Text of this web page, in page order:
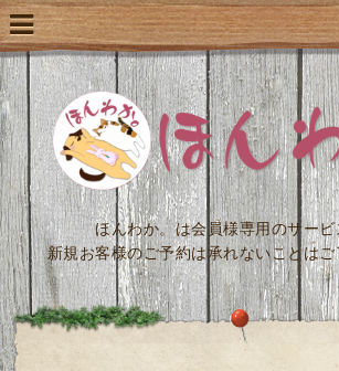
ほんわか。は会員様専用のサー
新規お客様のご予約は承れないことは